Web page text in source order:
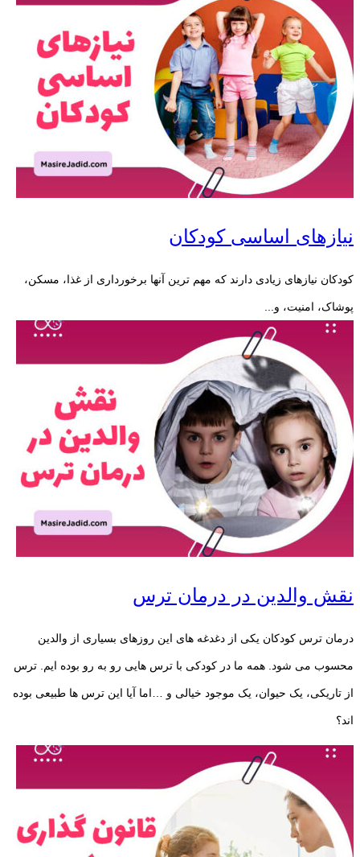
نیازهای اساسی کودکان
کودکان نیازهای زیادی دارند که مهم ترین آنها برخورداری از غذا، مسکن،
پوشاک، امنیت، و...
نقش والدین در درمان ترس
درمان ترس کودکان یکی از دغدغه های این روزهای بسیاری از والدین
محسوب می شود. همه ما در کودکی با ترس هایی رو به رو بوده ایم. ترس
از تاریکی، یک حیوان، یک موجود خیالی و …اما آیا این ترس ها طبیعی بوده
اند؟